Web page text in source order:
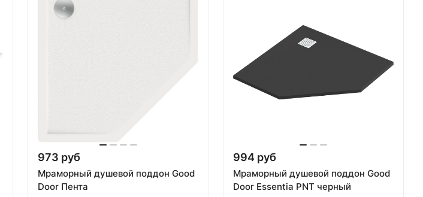
973 руб
Мраморный душевой поддон Good
Door Пента
994 руб
Мраморный душевой поддон Good
Door Essentia PNT черный